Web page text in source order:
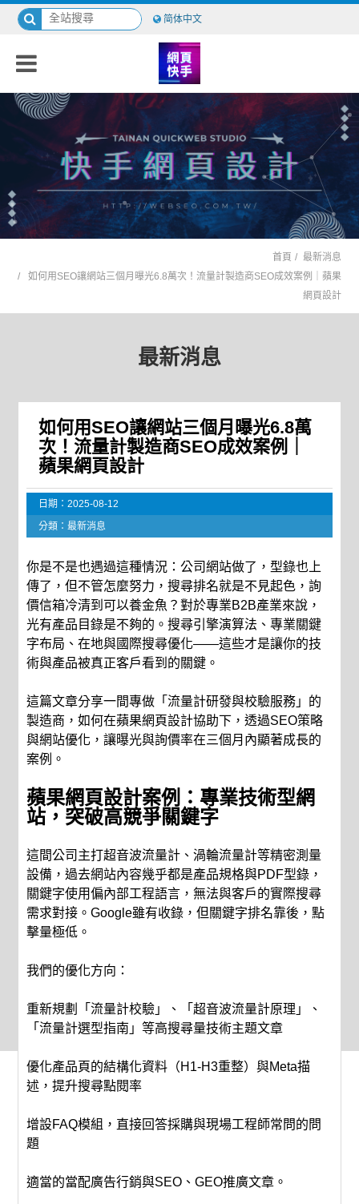
简体中文
首頁
最新消息
如何用SEO讓網站三個月曝光6.8萬次！流量計製造商SEO成效案例｜蘋果
網頁設計
最新消息
如何用SEO讓網站三個月曝光6.8萬
次！流量計製造商SEO成效案例｜
蘋果網頁設計
日期：2025-08-12
分類：最新消息
你是不是也遇過這種情況：公司網站做了，型錄也上
傳了，但不管怎麼努力，搜尋排名就是不見起色，詢
價信箱冷清到可以養金魚？對於專業B2B產業來說，
光有產品目錄是不夠的。搜尋引擎演算法、專業關鍵
字布局、在地與國際搜尋優化——這些才是讓你的技
術與產品被真正客戶看到的關鍵。
這篇文章分享一間專做「流量計研發與校驗服務」的
製造商，如何在蘋果網頁設計協助下，透過SEO策略
與網站優化，讓曝光與詢價率在三個月內顯著成長的
案例。
蘋果網頁設計案例：專業技術型網
站，突破高競爭關鍵字
這間公司主打超音波流量計、渦輪流量計等精密測量
設備，過去網站內容幾乎都是產品規格與PDF型錄，
關鍵字使用偏內部工程語言，無法與客戶的實際搜尋
需求對接。Google雖有收錄，但關鍵字排名靠後，點
擊量極低。
我們的優化方向：
重新規劃「流量計校驗」、「超音波流量計原理」、
「流量計選型指南」等高搜尋量技術主題文章
優化產品頁的結構化資料（H1-H3重整）與Meta描
述，提升搜尋點閱率
增設FAQ模組，直接回答採購與現場工程師常問的問
題
適當的當配廣告行銷與SEO、GEO推廣文章。